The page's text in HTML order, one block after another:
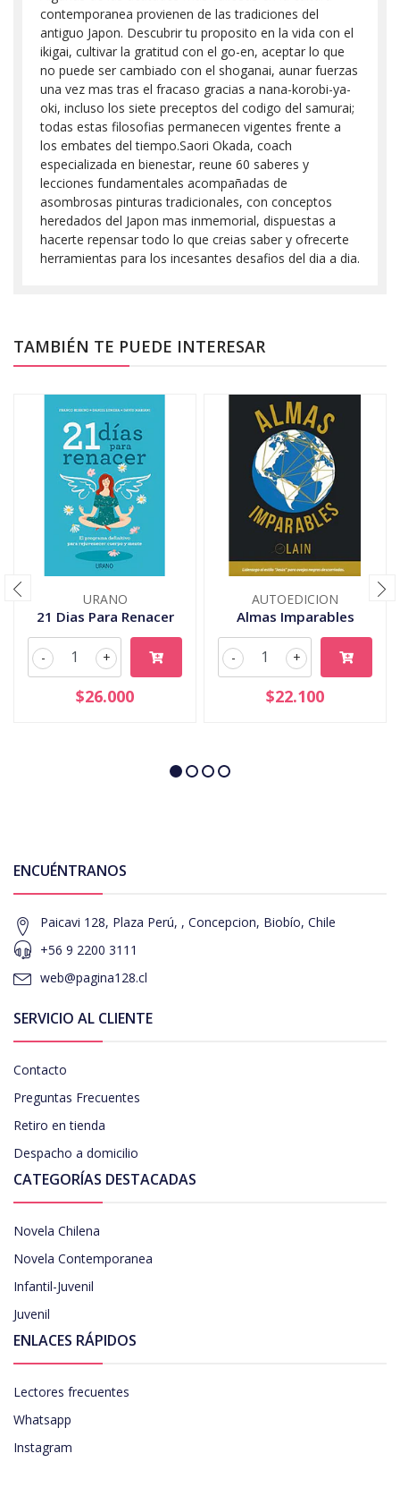
contemporanea provienen de las tradiciones del
antiguo Japon. Descubrir tu proposito en la vida con el
ikigai, cultivar la gratitud con el go-en, aceptar lo que
no puede ser cambiado con el shoganai, aunar fuerzas
una vez mas tras el fracaso gracias a nana-korobi-ya-
oki, incluso los siete preceptos del codigo del samurai;
todas estas filosofias permanecen vigentes frente a
los embates del tiempo.Saori Okada, coach
especializada en bienestar, reune 60 saberes y
lecciones fundamentales acompañadas de
asombrosas pinturas tradicionales, con conceptos
heredados del Japon mas inmemorial, dispuestas a
hacerte repensar todo lo que creias saber y ofrecerte
herramientas para los incesantes desafios del dia a dia.
TAMBIÉN TE PUEDE INTERESAR
URANO
21 Dias Para Renacer
+
-
$26.000
AUTOEDICION
Almas Imparables
+
-
$22.100
ENCUÉNTRANOS
Paicavi 128, Plaza Perú, , Concepcion, Biobío, Chile
+56 9 2200 3111
web@pagina128.cl
SERVICIO AL CLIENTE
Contacto
Preguntas Frecuentes
Retiro en tienda
Despacho a domicilio
CATEGORÍAS DESTACADAS
Novela Chilena
Novela Contemporanea
Infantil-Juvenil
Juvenil
ENLACES RÁPIDOS
Lectores frecuentes
Whatsapp
Instagram